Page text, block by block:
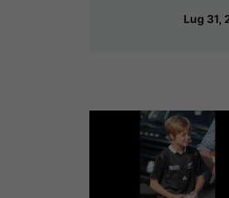
Lug 31,